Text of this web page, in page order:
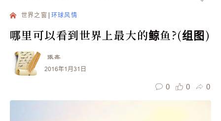
世界之窗 环球风情
哪里可以看到世界上最大的鲸鱼?(组图)
張鑫
2016年1月31日
0 0 0